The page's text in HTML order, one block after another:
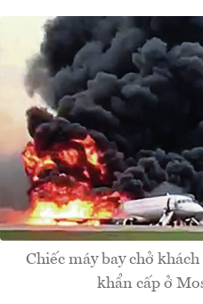
Chiếc máy bay chở
khẩn cấp ở